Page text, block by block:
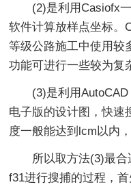
(2)是利用Casiofx一
软件计算放样点坐标。
等级公路施工中使用较
功能可进行一些较为复
(3)是利用AutoCAD
电子版的设计图，快速
度一般能达到lcm以内
所以取方法(3)最合
f31进行搜捕的过程，